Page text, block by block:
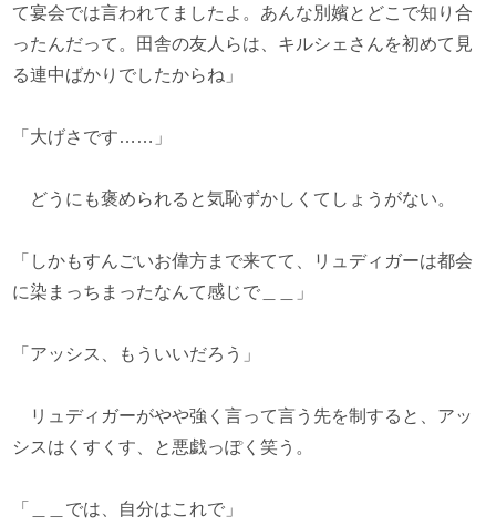
て宴会では言われてましたよ。あんな別嬪とどこで知り合
ったんだって。田舎の友人らは、キルシェさんを初めて見
る連中ばかりでしたからね」
「大げさです……」
どうにも褒められると気恥ずかしくてしょうがない。
「しかもすんごいお偉方まで来てて、リュディガーは都会
に染まっちまったなんて感じで＿＿」
「アッシス、もういいだろう」
リュディガーがやや強く言って言う先を制すると、アッ
シスはくすくす、と悪戯っぽく笑う。
「＿＿では、自分はこれで」